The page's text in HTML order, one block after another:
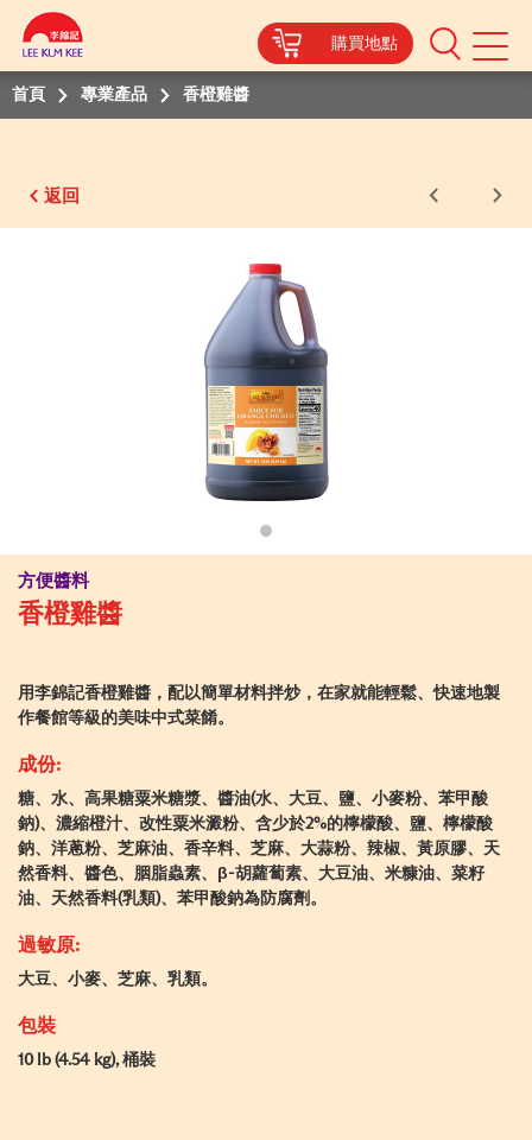
購買地點
Mobile
Menu
首頁
專業產品 香橙雞醬
返回
方便醬料
香橙雞醬
用李錦記香橙雞醬，配以簡單材料拌炒，在家就能輕鬆、快速地製
作餐館等級的美味中式菜餚。
成份:
糖、水、高果糖粟米糖漿、醬油(水、大豆、鹽、小麥粉、苯甲酸
鈉)、濃縮橙汁、改性粟米澱粉、含少於2%的檸檬酸、鹽、檸檬酸
鈉、洋蔥粉、芝麻油、香辛料、芝麻、大蒜粉、辣椒、黃原膠、天
然香料、醬色、胭脂蟲素、β-胡蘿蔔素、大豆油、米糠油、菜籽
油、天然香料(乳類)、苯甲酸鈉為防腐劑。
過敏原:
大豆、小麥、芝麻、乳類。
包裝
10 lb (4.54 kg), 桶裝